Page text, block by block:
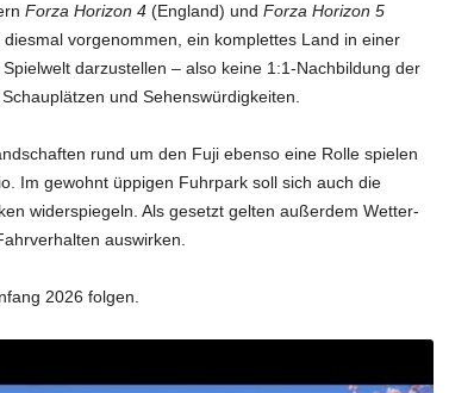
Forza Horizon 4(England) und Forza Horizon 5
vorgenommen, ein komplettes Land in einer
darzustellen – also keine 1:1-Nachbildung der
und Sehenswürdigkeiten.
rund um den Fuji ebenso eine Rolle spielen
Im gewohnt üppigen Fuhrpark soll sich auch die
widerspiegeln. Als gesetzt gelten außerdem Wetter-
auswirken.
2026 folgen.